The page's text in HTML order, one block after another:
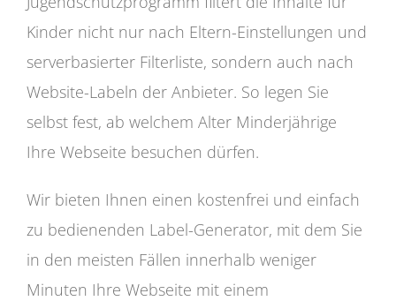
Kinder nicht nur nach Eltern-Einstellungen und
serverbasierter Filterliste, sondern auch nach
Website-Labeln der Anbieter. So legen Sie
selbst fest, ab welchem Alter Minderjährige
Ihre Webseite besuchen dürfen.
Wir bieten Ihnen einen kostenfrei und einfach
zu bedienenden Label-Generator, mit dem Sie
in den meisten Fällen innerhalb weniger
Minuten Ihre Webseite mit einem